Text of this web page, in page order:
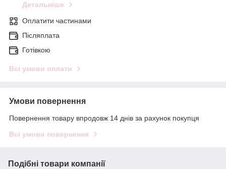
Детальніше
Оплатити частинами
Післяплата
Готівкою
Всі умови оплати
Умови повернення
Повернення товару впродовж 14 днів за рахунок покупця
Всі умови повернення
Подібні товари компанії